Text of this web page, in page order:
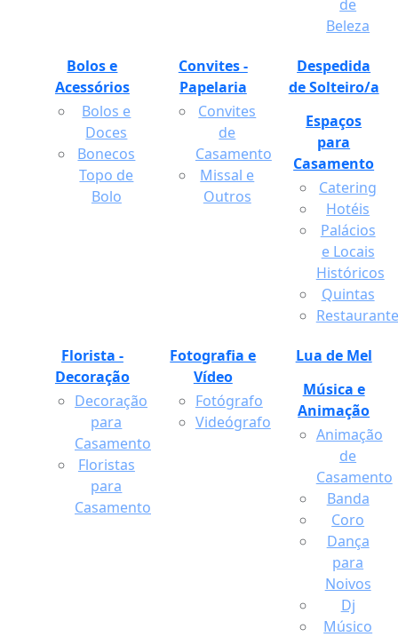
de
Beleza
Bolos e
Acessórios
Bolos e
Doces
Bonecos
Topo de
Bolo
Convites -
Papelaria
Convites
de
Casamento
Missal e
Outros
Despedida
de Solteiro/a
Espaços
para
Casamento
Catering
Hotéis
Palácios
e Locais
Históricos
Quintas
Florista -
Decoração
Decoração
para
Casamento
Floristas
para
Casamento
Fotografia e
Vídeo
Fotógrafo
Videógrafo
Lua de Mel
Música e
Animação
Animação
de
Casamento
Banda
Coro
Dança
para
Noivos
Dj
Músico